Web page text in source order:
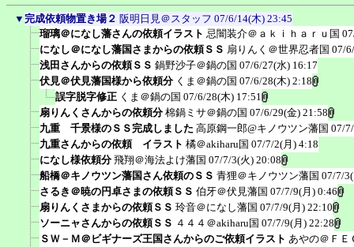
▼ 完成依頼物置き場２ 阪明日見＠スタッフ 07/6/14(木) 23:45
瑠璃＠になし藩さんの依頼イラスト 忌闇装介＠ａｋｉｈａｒｕ国
になし＠になし藩国さまからの依頼ＳＳ 扇りんく＠世界忍者国 07/
浅田さんからの依頼ＳＳ 鍋野沙子＠鍋の国 07/6/27(水) 16:17
伏見＠伏見藩国様から依頼分 くま＠鍋の国 07/6/28(木) 2:18
誤字脱字修正 くま＠鍋の国 07/6/28(木) 17:51
扇りんくさんからの依頼分 棉鍋ミサ＠鍋の国 07/6/29(金) 21:58
九重 千景様のＳＳ完成しました 高原鋼一郎@キノウツン藩国 07/
九重さんからの依頼 イラスト 橘＠akiharu国 07/7/2(月) 4:18
になし様依頼分 飛翔＠海法よけ藩国 07/7/3(火) 20:08
船橋＠キノウツン藩国さん依頼のＳＳ 青狸＠キノウツン藩国 07/7/
さるき＠暁の円卓さまの依頼ＳＳ 伯牙＠伏見藩国 07/7/9(月) 0:46
扇りんくさまからの依頼ＳＳ 玲音＠になし藩国 07/7/9(月) 22:10
ソーニャさんからの依頼ＳＳ ４４４＠akiharu国 07/7/9(月) 22:28
ＳＷ－Ｍ＠ビギナーズ王国さんからのご依頼イラスト あやの＠ＦＥ